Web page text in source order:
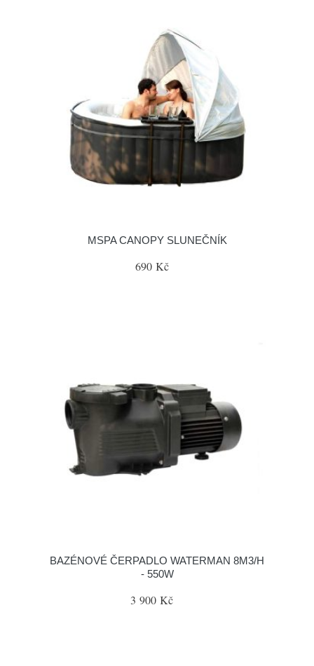
MSPA CANOPY SLUNEČNÍK
690 Kč
BAZÉNOVÉ ČERPADLO WATERMAN 8M3/H
- 550W
3 900 Kč